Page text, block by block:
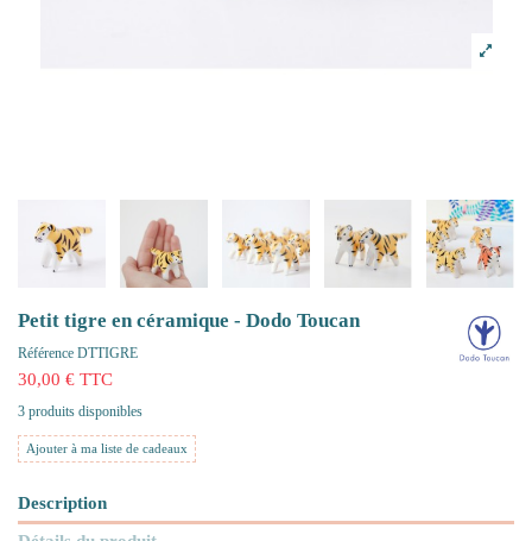
Petit tigre en céramique - Dodo Toucan
Référence DTTIGRE
30,00 € TTC
3 produits disponibles
Ajouter à ma liste de cadeaux
Description